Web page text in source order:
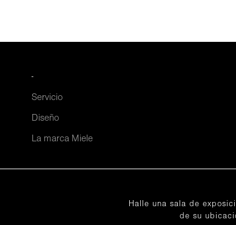
-
Servicio
Diseño
La marca Miele
Halle una sala de
de su